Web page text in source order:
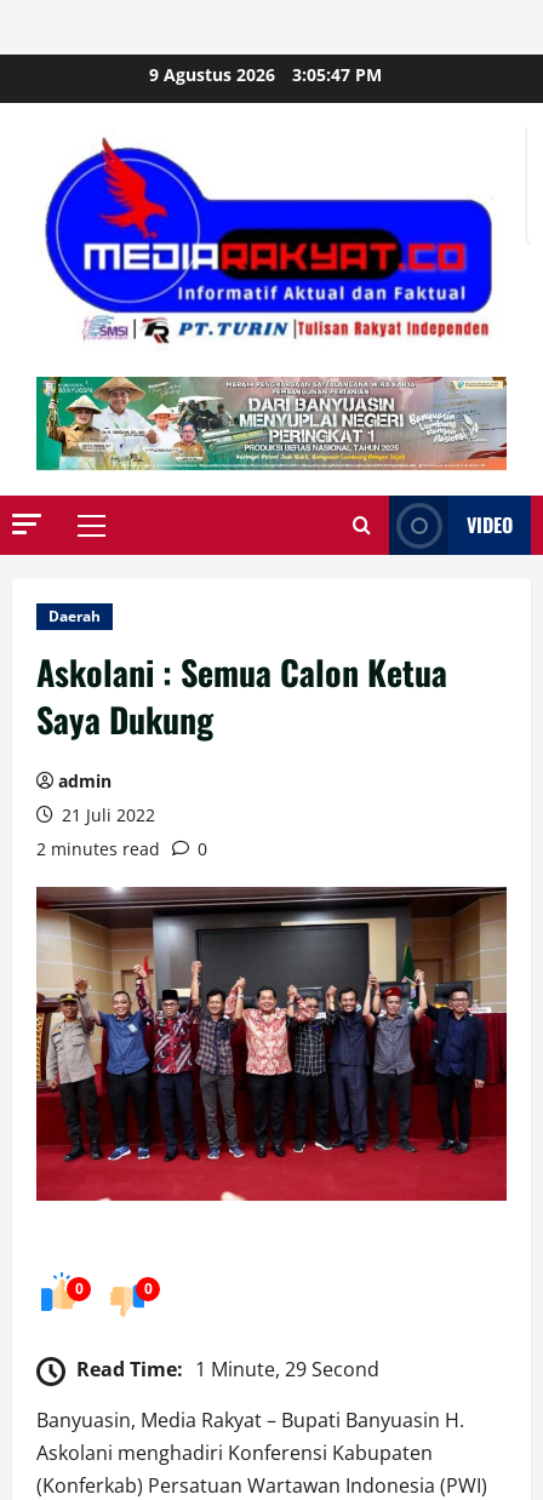
to
9 Agustus 2026 3:05:49 PM
Primary
VIDEO
Daerah
Askolani : Semua Calon Ketua
Saya Dukung
admin
21 Juli 2022
2 minutes read
0
0 0
Read Time: 1 Minute, 29 Second
Banyuasin, Media Rakyat – Bupati Banyuasin H.
Askolani menghadiri Konferensi Kabupaten
(Konferkab) Persatuan Wartawan Indonesia (PWI)